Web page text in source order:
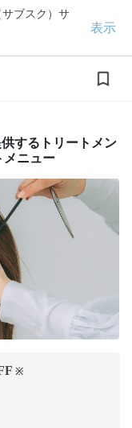
ブスク）サ
表示
するトリートメン
メニュー
※